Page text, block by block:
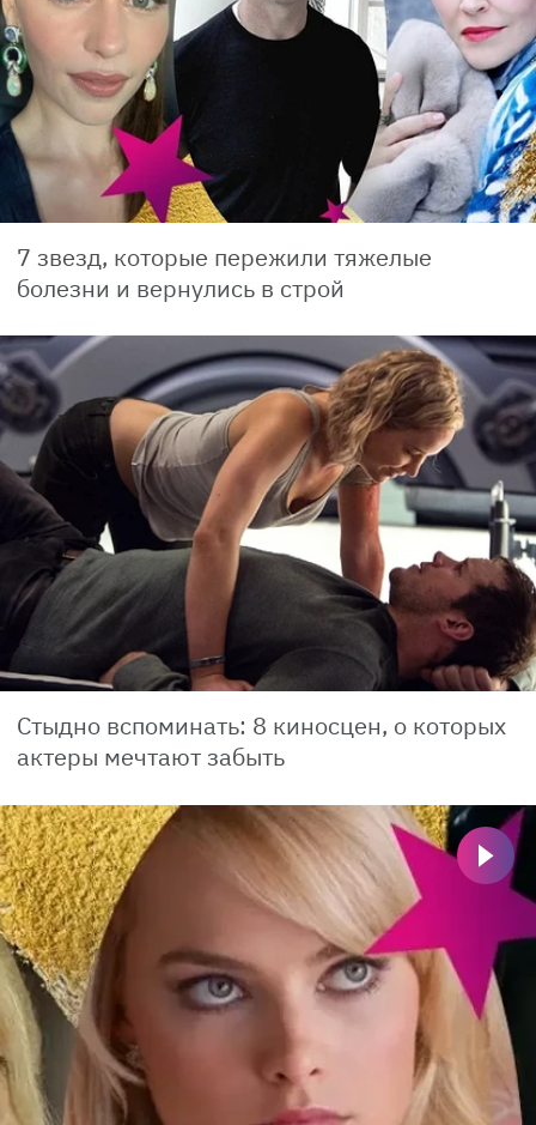
7 звезд, которые пережили тяжелые
болезни и вернулись в строй
Стыдно вспоминать: 8 киносцен, о которых
актеры мечтают забыть